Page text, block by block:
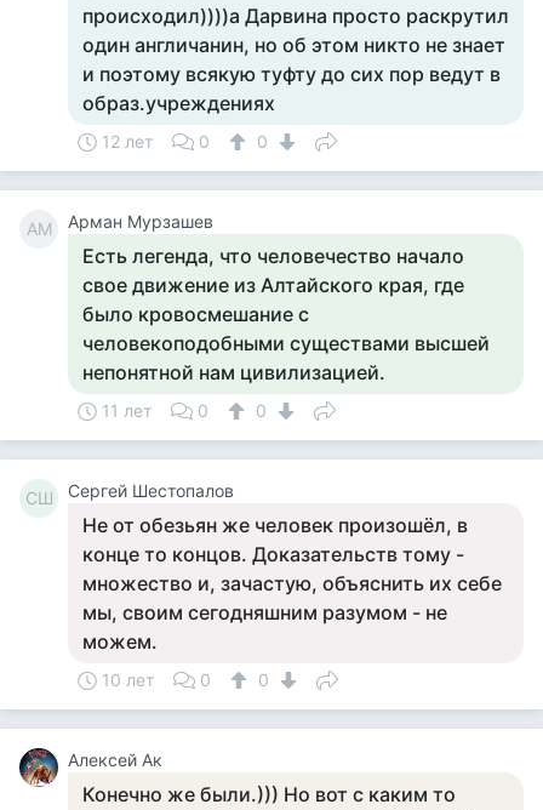
происходил))))а Дарвина просто раскрутил
один англичанин, но об этом никто не знает
и поэтому всякую туфту до сих пор ведут в
образ.учреждениях
12 лет 0 0
АМ Арман Мурзашев
Есть легенда, что человечество начало
свое движение из Алтайского края, где
было кровосмешание с
человекоподобными существами высшей
непонятной нам цивилизацией.
11 лет 0 0
СШ Сергей Шестопалов
Не от обезьян же человек произошёл, в
конце то концов. Доказательств тому -
множество и, зачастую, объяснить их себе
мы, своим сегодняшним разумом - не
можем.
10 лет 0 0
Алексей Ак
Конечно же были.))) Но вот с каким то